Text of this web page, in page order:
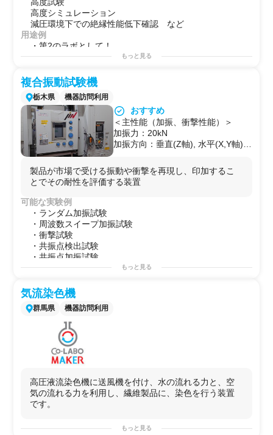
高度試験
高度シミュレーション
減圧環境下での絶縁性能低下確認 など
用途例
・第2のラボとして！
・研究プロジェクトを始める前の予備実験などに！
使用
もっと見る
複合振動試験機
栃木県 機器訪問利用
おすすめ
＜主性能（加振、衝撃性能）＞
加振力：20kN
加振方向：垂直(Z軸), 水平(X,Y軸)
mm
周波数：5～2000Hz
＜副性能（恒温槽）＞
温度制御(℃)： -40 〜 +150
湿度制御(%RH)： 30 〜 95
製品が市場で受ける振動や衝撃を再現し、印加するこ
とでその耐性を評価する装置
可能な実験例
・ランダム加振試験
・周波数スイープ加振試験
・衝撃試験
・共振点検出試験
・共振点加振試験
用途例
・研究プロジェクトを始める前の予備実験などに！
・自社で行えないサイドプロジェクトを行う場としての
使用
もっと見る
気流染色機
群馬県 機器訪問利用
高圧液流染色機に送風機を付け、水の流れる力と、空
気の流れる力を利用し、繊維製品に、染色を行う装置
です。
もっと見る